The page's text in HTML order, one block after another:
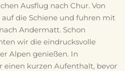
Ausflug nach Chur. Von
die Schiene und fuhren mit
Andermatt. Schon
wir die eindrucksvolle
Alpen genießen. In
kurzen Aufenthalt, bevor